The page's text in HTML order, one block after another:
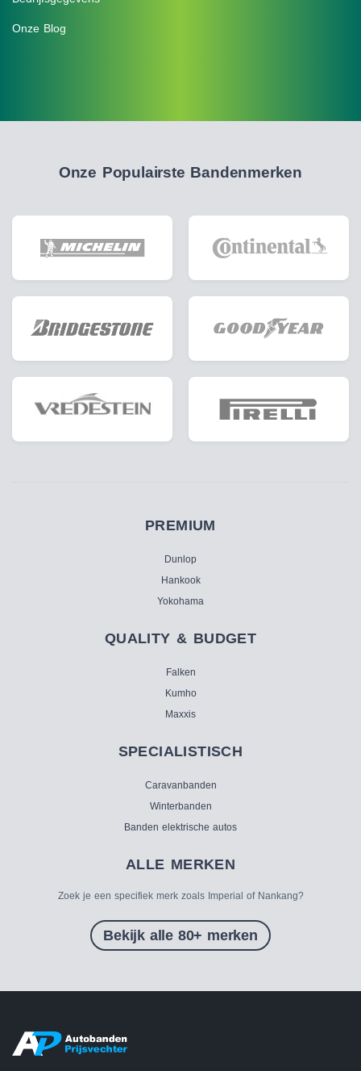
Onze Blog
Onze Populairste Bandenmerken
PREMIUM
Dunlop
Hankook
Yokohama
QUALITY & BUDGET
Falken
Kumho
Maxxis
SPECIALISTISCH
Caravanbanden
Winterbanden
Banden elektrische autos
ALLE MERKEN
Zoek je een specifiek merk zoals Imperial of Nankang?
Bekijk alle 80+ merken